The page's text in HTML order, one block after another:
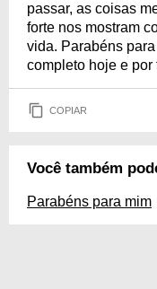
passar, as coisas
forte nos mostram
vida. Parabéns
completo hoje e
COPIAR
Você também
Parabéns para mim